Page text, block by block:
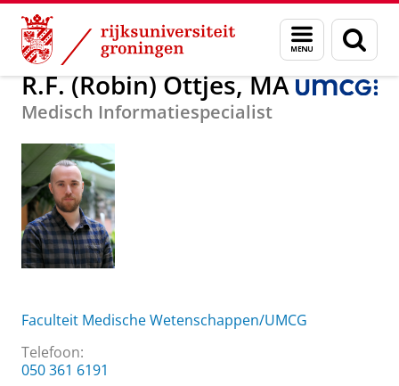
Skip
Content
Skip
Navigation
Menu
en
zoeken
Over ons R.F. (Robin) Ottjes, MA
R.F. (Robin) Ottjes, MA
Medisch Informatiespecialist
Faculteit Medische Wetenschappen/UMCG
Telefoon:
050 361 6191